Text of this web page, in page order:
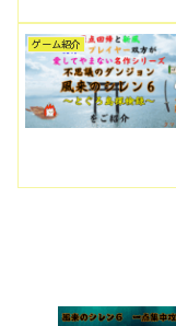
ゲーム紹介